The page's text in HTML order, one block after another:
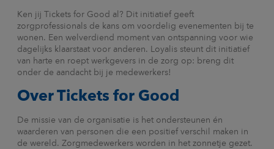
Ken jij Tickets for Good al? Dit initiatief geeft
zorgprofessionals de kans om voordelig evenementen bij te
wonen. Een welverdiend moment van ontspanning voor wie
dagelijks klaarstaat voor anderen. Loyalis steunt dit initiatief
van harte en roept werkgevers in de zorg op: breng dit
onder de aandacht bij je medewerkers!
Over Tickets for Good
De missie van de organisatie is het ondersteunen én
waarderen van personen die een positief verschil maken in
de wereld. Zorgmedewerkers worden in het zonnetje gezet.